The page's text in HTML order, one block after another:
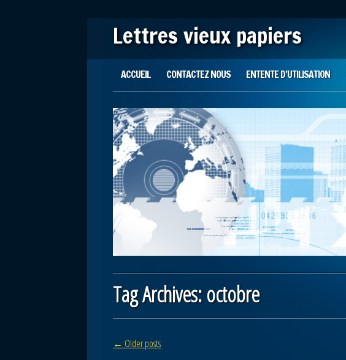
Lettres vieux papiers
Main menu
ACCUEIL CONTACTEZ NOUS ENTENTE D’UTILISATION
Tag Archives:octobre
Post navigation
← Older posts